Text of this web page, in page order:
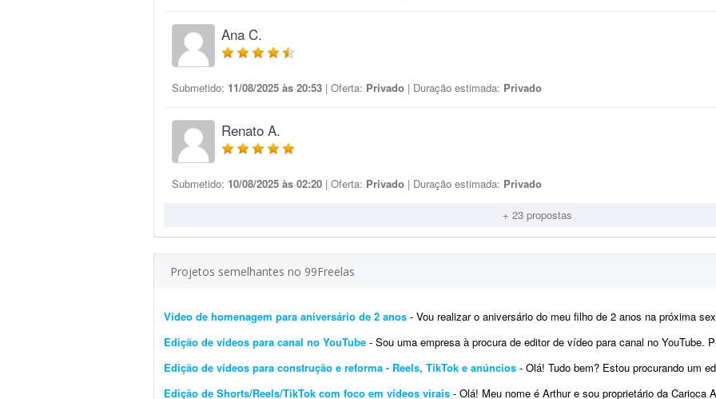
Ana C.
Submetido: 11/08/2025 às 20:53 | Oferta: Privado | Duração estimada: Privado
Renato A.
Submetido: 10/08/2025 às 02:20 | Oferta: Privado | Duração estimada: Privado
+ 23 propostas
Projetos semelhantes no 99Freelas
Vídeo de homenagem para aniversário de 2 anos - Vou realizar o aniversário do meu filho de 2 anos na próxima sexta-feira. Gostaria de um vídeo animado
Edição de vídeos para canal no YouTube - Sou uma empresa à procura de editor de vídeo para canal no YouTube. Preciso de pessoas disponíveis para fazer
Edição de vídeos para construção e reforma - Reels, TikTok e anúncios - Olá! Tudo bem? Estou procurando um editor de vídeo parceiro para criar conteúdos
Edição de Shorts/Reels/TikTok com foco em vídeos virais - Olá! Meu nome é Arthur e sou proprietário da Carioca Artesanato, uma marca especializada em